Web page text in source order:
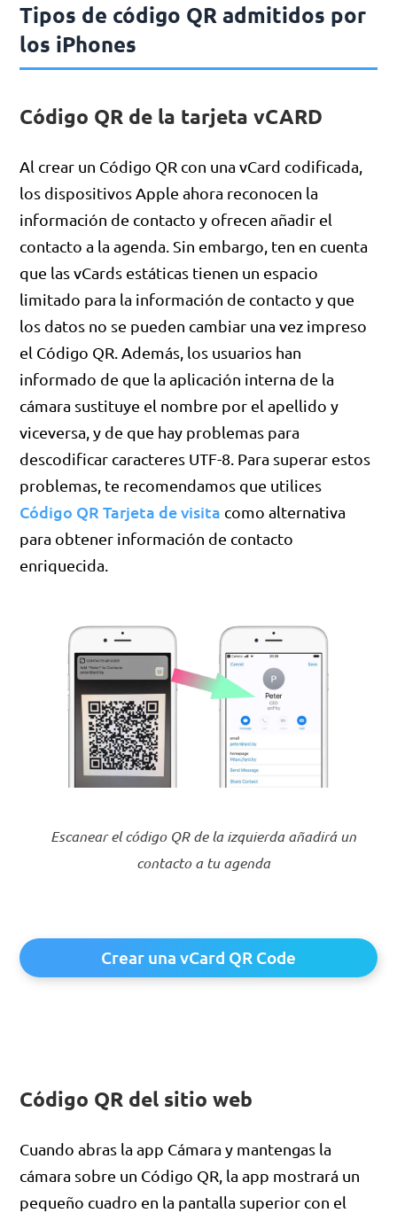
Tipos de código QR admitidos por
los iPhones
Código QR de la tarjeta vCARD
Al crear un Código QR con una vCard codificada,
los dispositivos Apple ahora reconocen la
información de contacto y ofrecen añadir el
contacto a la agenda. Sin embargo, ten en cuenta
que las vCards estáticas tienen un espacio
limitado para la información de contacto y que
los datos no se pueden cambiar una vez impreso
el Código QR. Además, los usuarios han
informado de que la aplicación interna de la
cámara sustituye el nombre por el apellido y
viceversa, y de que hay problemas para
descodificar caracteres UTF-8. Para superar estos
problemas, te recomendamos que utilices
Código QR Tarjeta de visita como alternativa
para obtener información de contacto
enriquecida.
Escanear el código QR de la izquierda añadirá un
contacto a tu agenda
Crear una vCard QR Code
Código QR del sitio web
Cuando abras la app Cámara y mantengas la
cámara sobre un Código QR, la app mostrará un
pequeño cuadro en la pantalla superior con el